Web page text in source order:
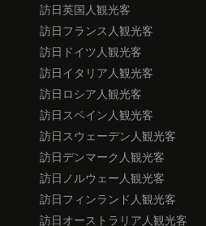
訪日英国人観光客
訪日フランス人観光客
訪日ドイツ人観光客
訪日イタリア人観光客
訪日ロシア人観光客
訪日スペイン人観光客
訪日スウェーデン人観光客
訪日デンマーク人観光客
訪日ノルウェー人観光客
訪日フィンランド人観光客
訪日オーストラリア人観光客